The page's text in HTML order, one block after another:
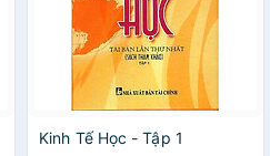
Kinh Tế Học - Tập 1